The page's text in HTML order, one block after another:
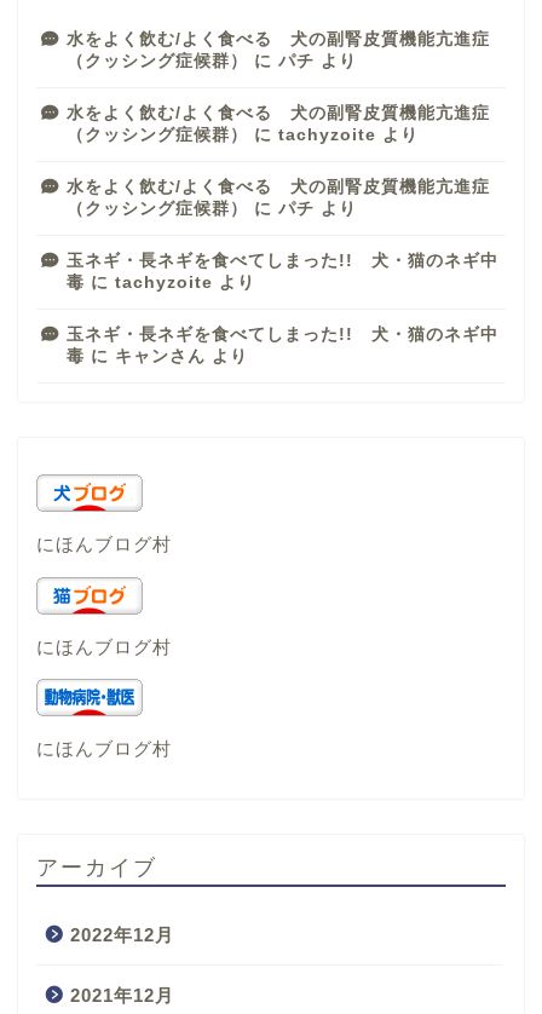
水をよく飲む/よく食べる 犬の副腎皮質機能亢進症
（クッシング症候群）
に パチ より
水をよく飲む/よく食べる 犬の副腎皮質機能亢進症
（クッシング症候群）
に tachyzoite より
水をよく飲む/よく食べる 犬の副腎皮質機能亢進症
（クッシング症候群）
に パチ より
玉ネギ・長ネギを食べてしまった!! 犬・猫のネギ中
毒 に tachyzoite より
玉ネギ・長ネギを食べてしまった!! 犬・猫のネギ中
毒 に キャンさん より
にほんブログ村
にほんブログ村
にほんブログ村
アーカイブ
2022年12月
2021年12月